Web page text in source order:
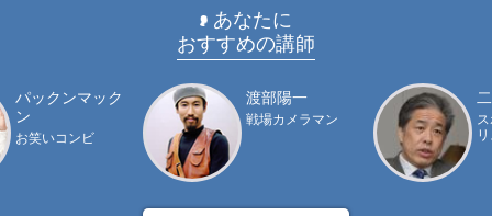
あなたに
おすすめの講師
パックンマック
ン
お笑いコンビ
渡部陽一
戦場カメラマン